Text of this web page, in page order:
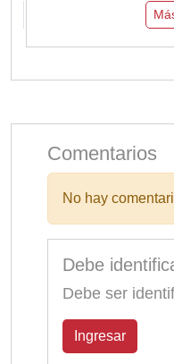
Comentarios
No hay
Debe
Debe ser
Ingresar